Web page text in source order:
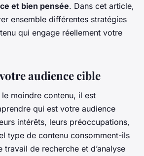
et bien pensée. Dans cet article,
ensemble différentes stratégies
qui engage réellement votre
audience cible
moindre contenu, il est
qui est votre audience
intérêts, leurs préoccupations,
type de contenu consomment-ils
travail de recherche et d’analyse